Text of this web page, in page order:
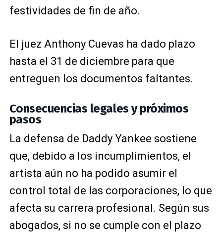
festividades de fin de año.
El juez Anthony Cuevas ha dado plazo
hasta el 31 de diciembre para que
entreguen los documentos faltantes.
Consecuencias legales y próximos
pasos
La defensa de Daddy Yankee sostiene
que, debido a los incumplimientos, el
artista aún no ha podido asumir el
control total de las corporaciones, lo que
afecta su carrera profesional. Según sus
abogados, si no se cumple con el plazo